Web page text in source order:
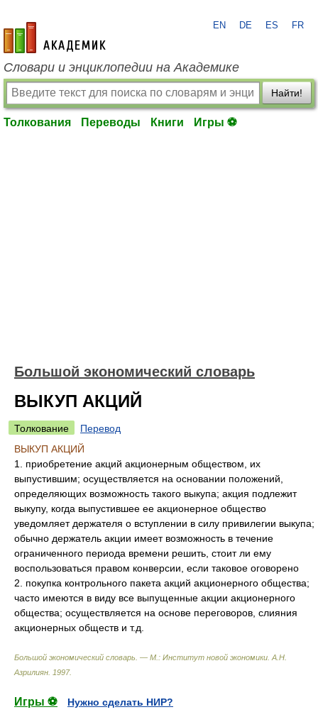
academic.ru
EN DE ES FR
Словари и энциклопедии на Академике
Найти!
Толкования Переводы Книги Игры ⚽
Большой экономический словарь
ВЫКУП АКЦИЙ
Толкование
Перевод
ВЫКУП АКЦИЙ
1. приобретение акций акционерным обществом, их
выпустившим; осуществляется на основании положений,
определяющих возможность такого выкупа; акция подлежит
выкупу, когда выпустившее ее акционерное общество
уведомляет держателя о вступлении в силу привилегии выкупа;
обычно держатель акции имеет возможность в течение
ограниченного периода времени решить, стоит ли ему
воспользоваться правом конверсии, если таковое оговорено
2. покупка контрольного пакета акций акционерного общества;
часто имеются в виду все выпущенные акции акционерного
общества; осуществляется на основе переговоров, слияния
акционерных обществ и т.д.
Большой экономический словарь. — М.: Институт новой экономики А.Н.
Азрилиян 1997.
Игры ⚽
Нужно сделать НИР?